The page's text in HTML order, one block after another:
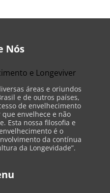
Nós
áreas e oriundos
e de outros países,
de envelhecimento
envelhece e não
Esta nossa filosofia e
é o
da contínua
da Longevidade”.